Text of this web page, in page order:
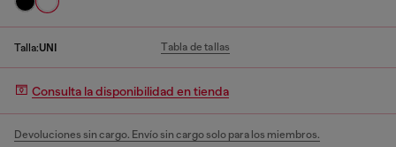
Talla:UNI Tabla de tallas
Consulta la disponibilidad en tienda
Devoluciones sin cargo. Envío sin cargo solo para los miembros.